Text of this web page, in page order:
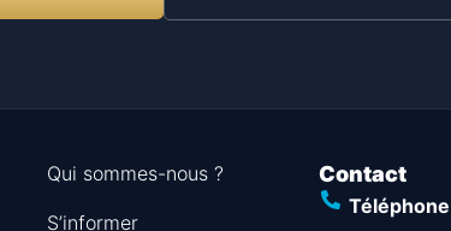
Qui sommes-nous ?
S’informer
Contact
Téléphone